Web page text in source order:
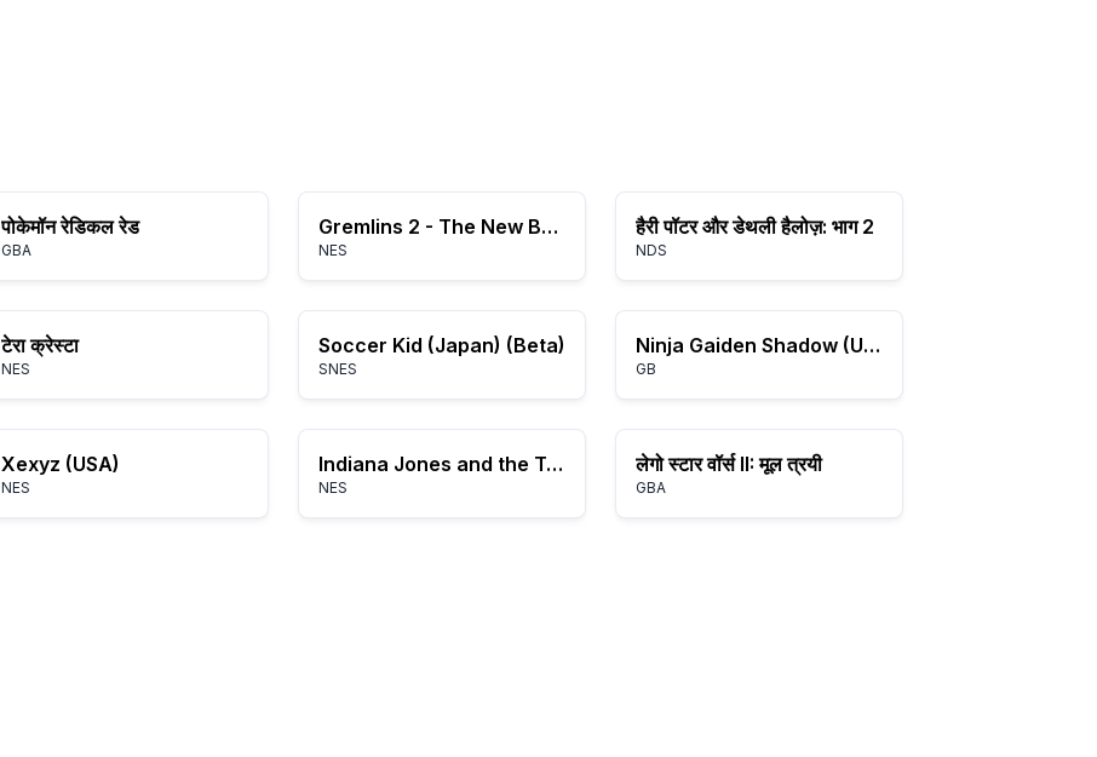
पोकेमॉन रेडिकल रेड
GBA
Gremlins 2 - The New Batch (Europe)
NES
हैरी पॉटर और डेथली हैलोज़: भाग 2
NDS
टेरा क्रेस्टा
NES
Soccer Kid (Japan) (Beta)
SNES
Ninja Gaiden Shadow (USA)
GB
Xexyz (USA)
NES
Indiana Jones and the Temple of Doom (USA) (Unl)
NES
लेगो स्टार वॉर्स II: मूल त्रयी
GBA